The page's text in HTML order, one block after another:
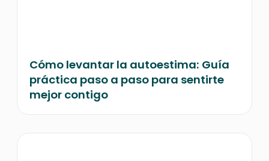
Cómo levantar la autoestima: Guía
práctica paso a paso para sentirte
mejor contigo